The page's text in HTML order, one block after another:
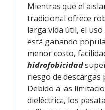
Mientras que el
tradicional ofrece
larga vida útil, el
está ganando
menor costo,
hidrofobicidad
riesgo de descargas
Debido a las
dieléctrica, los